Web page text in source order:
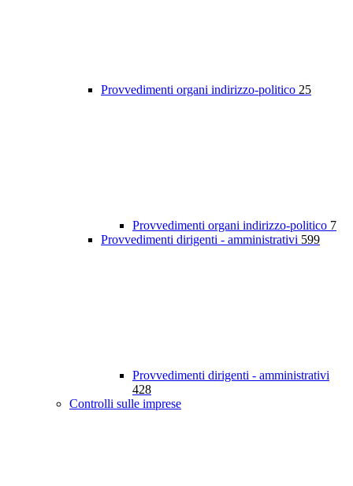
Provvedimenti organi indirizzo-politico 25
Provvedimenti organi indirizzo-politico 7
Provvedimenti dirigenti - amministrativi 599
Provvedimenti dirigenti - amministrativi
428
Controlli sulle imprese